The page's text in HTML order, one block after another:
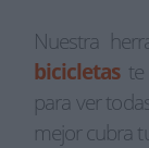
Nuestra
bicicletaste
para ver
mejor cubra